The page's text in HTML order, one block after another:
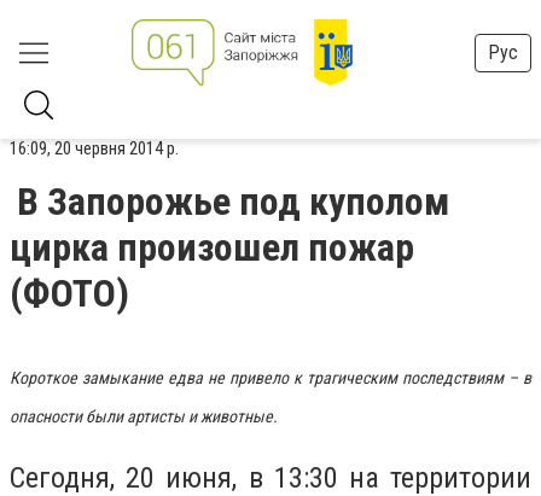
Рус
16:09, 20 червня 2014 р.
В Запорожье под куполом
цирка произошел пожар
(ФОТО)
Короткое замыкание едва не привело к трагическим последствиям – в
опасности были артисты и животные.
Сегодня, 20 июня, в 13:30 на территории